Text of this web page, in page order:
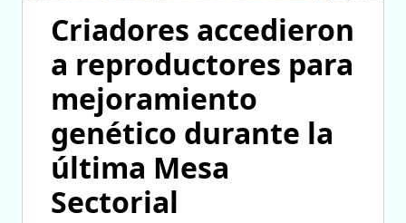
Criadores accedieron
a reproductores para
mejoramiento
genético durante la
última Mesa
Sectorial